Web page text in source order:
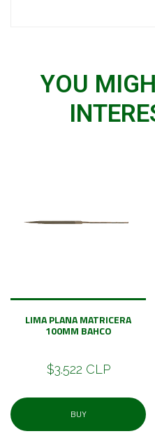
YOU
LIMA PLANA MATRICERA
100MM BAHCO
$3.522 CLP
BUY